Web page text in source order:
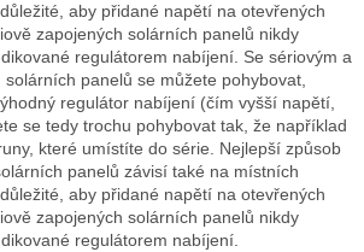
aby přidané napětí na otevřených
zapojených solárních panelů nikdy
regulátorem nabíjení. Se sériovým a
panelů se můžete pohybovat,
regulátor nabíjení (čím vyšší napětí,
se tedy trochu pohybovat tak, že například
které umístíte do série. Nejlepší způsob
panelů závisí také na místních
aby přidané napětí na otevřených
zapojených solárních panelů nikdy
regulátorem nabíjení.